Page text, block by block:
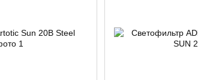
или на производственном участке;